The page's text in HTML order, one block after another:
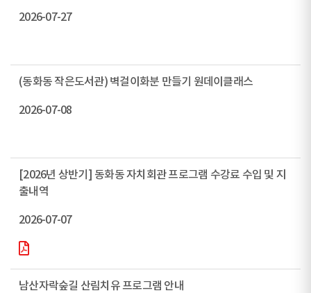
2026-07-27
(동화동 작은도서관) 벽걸이화분 만들기 원데이클래스
2026-07-08
[2026년 상반기] 동화동 자치회관 프로그램 수강료 수입 및 지
출내역
2026-07-07
남산자락숲길 산림치유 프로그램 안내